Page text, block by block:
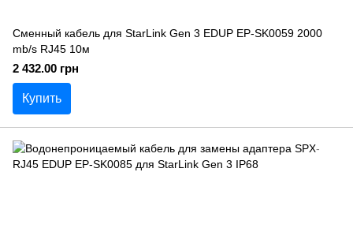
Сменный кабель для StarLink Gen 3 EDUP EP-SK0059 2000
mb/s RJ45 10м
2 432.00 грн
Купить